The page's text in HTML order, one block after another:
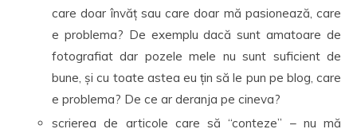
care doar învăț sau care doar mă pasionează, care
e problema? De exemplu dacă sunt amatoare de
fotografiat dar pozele mele nu sunt suficient de
bune, și cu toate astea eu țin să le pun pe blog, care
e problema? De ce ar deranja pe cineva?
scrierea de articole care să “conteze” – nu mă